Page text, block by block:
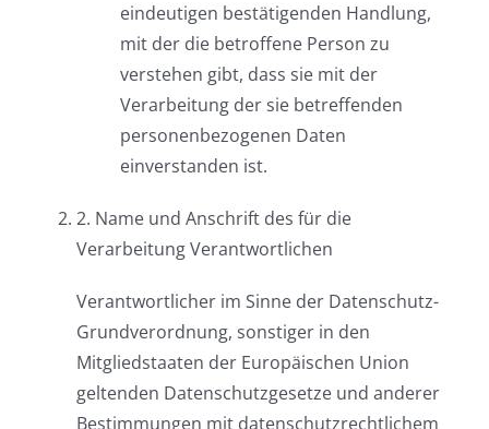
eindeutigen bestätigenden Handlung,
mit der die betroffene Person zu
verstehen gibt, dass sie mit der
Verarbeitung der sie betreffenden
personenbezogenen Daten
einverstanden ist.
2. Name und Anschrift des für die
Verarbeitung Verantwortlichen
Verantwortlicher im Sinne der Datenschutz-
Grundverordnung, sonstiger in den
Mitgliedstaaten der Europäischen Union
geltenden Datenschutzgesetze und anderer
Bestimmungen mit datenschutzrechtlichem